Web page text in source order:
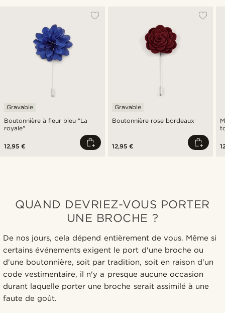
Boutonnière à fleur bleu "La
royale"
Gravable
12,95 €
Boutonnière rose bordeaux
Gravable
12,95 €
QUAND DEVRIEZ-VOUS PORTER
UNE BROCHE ?
De nos jours, cela dépend entièrement de vous. Même si
certains événements exigent le port d'une broche ou
d'une boutonnière, soit par tradition, soit en raison d'un
code vestimentaire, il n'y a presque aucune occasion
durant laquelle porter une broche serait assimilé à une
faute de goût.